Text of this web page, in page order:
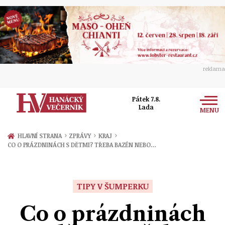
reklama
Pátek 7.8.
Lada
MENU
Zprávy
Přerov
Ekonomika
Ženy
Sport
HLAVNÍ STRANA › ZPRÁVY › KRAJ ›
CO O PRÁZDNINÁCH S DĚTMI? TŘEBA BAZÉN NEBO…
TIPY V ŠUMPERKU
Co o prázdninách